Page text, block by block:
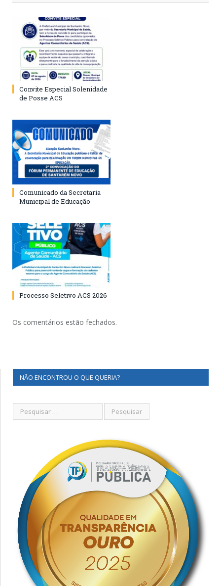
Convite Especial Solenidade
de Posse ACS
Comunicado da Secretaria
Municipal de Educação
Processo Seletivo ACS 2026
Os comentários estão fechados.
NÃO ENCONTROU O QUE QUERIA?